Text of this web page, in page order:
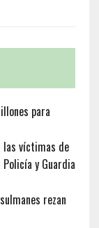
para
víctimas de
y Guardia
rezan